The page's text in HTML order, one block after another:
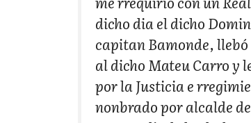
dicho dia el dicho
capitan Bamonde,
al dicho Mateu Carro y
por la Justicia e
nonbrado por alcalde